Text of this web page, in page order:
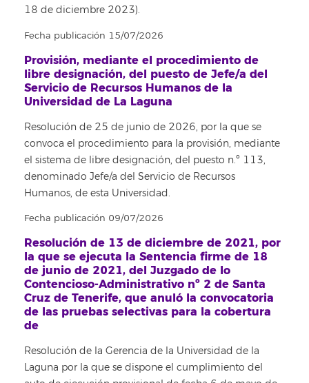
18 de diciembre 2023).
Fecha publicación 15/07/2026
Provisión, mediante el procedimiento de
libre designación, del puesto de Jefe/a del
Servicio de Recursos Humanos de la
Universidad de La Laguna
Resolución de 25 de junio de 2026, por la que se
convoca el procedimiento para la provisión, mediante
el sistema de libre designación, del puesto n.º 113,
denominado Jefe/a del Servicio de Recursos
Humanos, de esta Universidad.
Fecha publicación 09/07/2026
Resolución de 13 de diciembre de 2021, por
la que se ejecuta la Sentencia firme de 18
de junio de 2021, del Juzgado de lo
Contencioso-Administrativo nº 2 de Santa
Cruz de Tenerife, que anuló la convocatoria
de las pruebas selectivas para la cobertura
de
Resolución de la Gerencia de la Universidad de la
Laguna por la que se dispone el cumplimiento del